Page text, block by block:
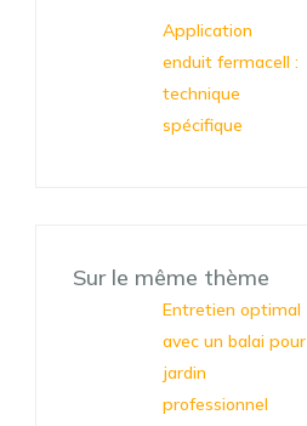
Application
enduit fermacell :
technique
spécifique
Sur le même thème
Entretien optimal
avec un balai pour
jardin
professionnel